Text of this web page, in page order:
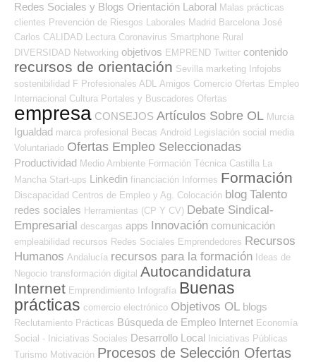
Redes Sociales y Blogs Orientación Laboral Malas prácticas
clientes Prevención de Riesgos Laborales Madrid Barcelona José
Carlos CALIDAD Lectura Coronavirus Smartphone Rural
DIVERSIDAD Networking objetivos EMPREND Twitter contenido
recursos de orientación Sevilla marketing
Infojobs
sostenibilidad F Profesionales ADL Amigos Comercio Ofertas Empleo
Internacional Cultura Portales y Buscadores Ofertas
empresa CONSEJOS Artículos Sobre OL Murcia
Igualdad marca profesional Becas Android Legislación social media
Voluntariado Ofertas Empleo Seleccionadas
Productividad Medio Ambiente Formación Técnica Castilla La
Mancha Start-ups Linkedin financiación Informes Formación
Discapacidad Centros de Empleo y Ag. Colocación blog Talento
redes sociales Herramientas (CP Y CV) Debate Sindical-
Empresarial descargas apps Innovación comunicación
empleabilidad recursos Redes Sociales Emprendedores Recursos
Humanos Andalucía recursos para la formación Ideas de
Negocio transformación digital Autocandidatura
Internet Emprendimiento Infografía Buenas
prácticas comercio electrónico Objetivos OL blogs
Reclutamiento Prácticas Búsqueda de Empleo Internet Economía
Social - Iniciativas Sociales Desarrollo Local Iniciativas Públicas
Turismo Motivación Procesos de Selección Ofertas